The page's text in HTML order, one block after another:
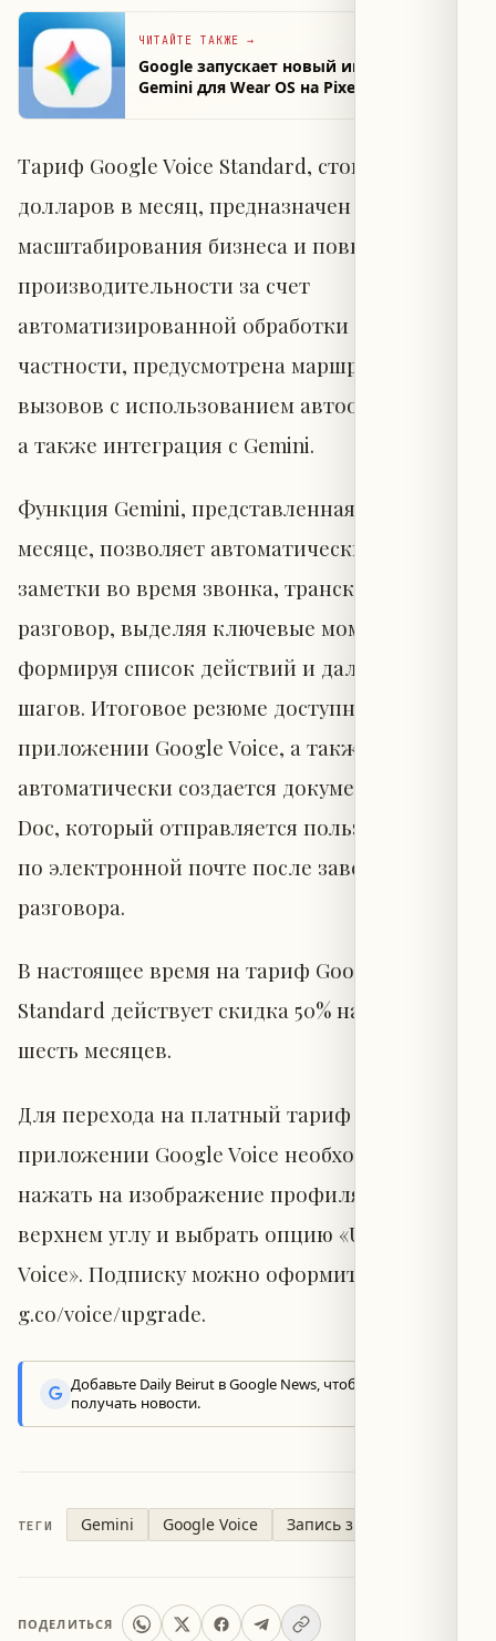
ЧИТАЙТЕ ТАКЖЕ →
Google запускает новый интерфейс
Gemini для Wear OS на Pixel Watch 4
Тариф Google Voice Standard, стоимостью 20
долларов в месяц, предназначен для
масштабирования бизнеса и повышения
производительности за счет
автоматизированной обработки звонков. В
частности, предусмотрена маршрутизация
вызовов с использованием автоответчиков,
а также интеграция с Gemini.
Функция Gemini, представленная в прошлом
месяце, позволяет автоматически делать
заметки во время звонка, транскрибируя
разговор, выделяя ключевые моменты и
формируя список действий и дальнейших
шагов. Итоговое резюме доступно в
приложении Google Voice, а также
автоматически создается документ Google
Doc, который отправляется пользователю
по электронной почте после завершения
разговора.
В настоящее время на тариф Google Voice
Standard действует скидка 50% на первые
шесть месяцев.
Для перехода на платный тариф в
приложении Google Voice необходимо
нажать на изображение профиля в правом
верхнем углу и выбрать опцию «Upgrade
Voice». Подписку можно оформить на сайте
g.co/voice/upgrade.
Добавьте Daily Beirut в Google News, чтобы первыми
получать новости.
ТЕГИ Gemini Google Voice Запись звонков
ПОДЕЛИТЬСЯ